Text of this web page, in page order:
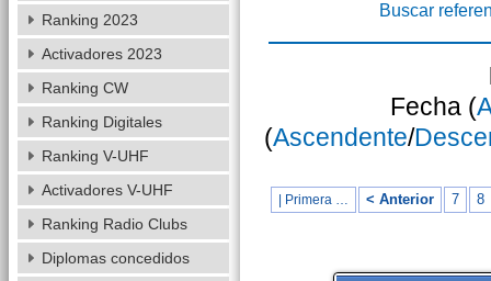
Buscar
Fecha (
(Ascendente/
| Primera … < Anterior 7 8
Ranking 2023
Activadores 2023
Ranking CW
Ranking Digitales
Ranking V-UHF
Activadores V-UHF
Ranking Radio Clubs
Diplomas concedidos